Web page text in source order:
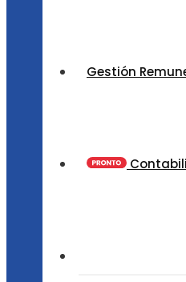
Gestión